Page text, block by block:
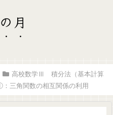
月
高校数学Ⅲ 積分法（基本計算
三角関数の相互関係の利用